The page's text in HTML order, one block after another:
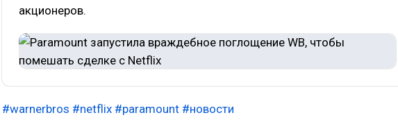
акционеров.
#warnerbros #netflix #paramount #новости